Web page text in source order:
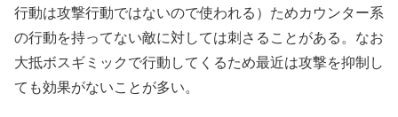
行動は攻撃行動ではないので使われる）ためカウンター系
の行動を持ってない敵に対しては刺さることがある。なお
大抵ボスギミックで行動してくるため最近は攻撃を抑制し
ても効果がないことが多い。